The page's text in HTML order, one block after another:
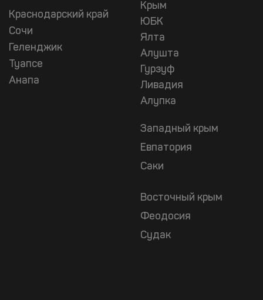
Краснодарский край
Сочи
Геленджик
Туапсе
Анапа
Крым
ЮБК
Ялта
Алушта
Гурзуф
Ливадия
Алупка
Западный крым
Евпатория
Саки
Восточный крым
Феодосия
Судак